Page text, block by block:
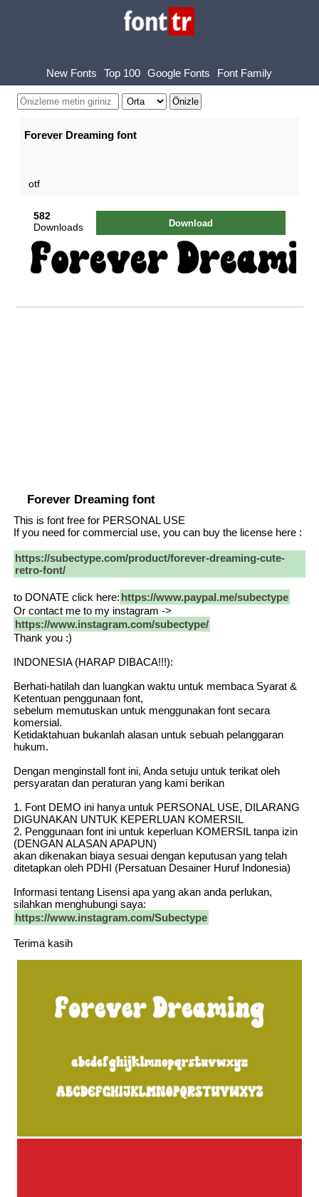
New Fonts Top 100 Google Fonts Font Family
Forever Dreaming font
otf
582
Downloads
Download
Forever Dreaming font
This is font free for PERSONAL USE
If you need for commercial use, you can buy the license here :
https://subectype.com/product/forever-dreaming-cute-
retro-font/
to DONATE click here: https://www.paypal.me/subectype
Or contact me to my instagram ->
https://www.instagram.com/subectype/
Thank you :)
INDONESIA (HARAP DIBACA!!!):
Berhati-hatilah dan luangkan waktu untuk membaca Syarat &
Ketentuan penggunaan font,
sebelum memutuskan untuk menggunakan font secara
komersial.
Ketidaktahuan bukanlah alasan untuk sebuah pelanggaran
hukum.
Dengan menginstall font ini, Anda setuju untuk terikat oleh
persyaratan dan peraturan yang kami berikan
1. Font DEMO ini hanya untuk PERSONAL USE, DILARANG
DIGUNAKAN UNTUK KEPERLUAN KOMERSIL
2. Penggunaan font ini untuk keperluan KOMERSIL tanpa izin
(DENGAN ALASAN APAPUN)
akan dikenakan biaya sesuai dengan keputusan yang telah
ditetapkan oleh PDHI (Persatuan Desainer Huruf Indonesia)
Informasi tentang Lisensi apa yang akan anda perlukan,
silahkan menghubungi saya:
https://www.instagram.com/Subectype
Terima kasih